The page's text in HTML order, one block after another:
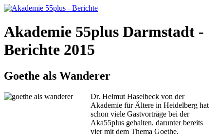
Akademie 55plus Darmstadt -
Berichte 2015
Goethe als Wanderer
Dr. Helmut Haselbeck von der
Akademie für Ältere in Heidelberg hat
schon viele Gastvorträge bei der
Aka55plus gehalten, darunter bereits
vier mit dem Thema Goethe.